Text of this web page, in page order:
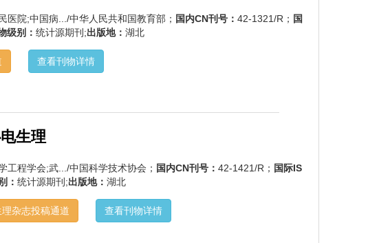
医院;中国病.../中华人民共和国教育部； 国内CN刊号：42-1321/R； 国
级别：统计源期刊;出版地：湖北
查看刊物详情
生理
工程学会;武.../中国科学技术协会； 国内CN刊号：42-1421/R； 国际IS
：统计源期刊;出版地：湖北
杂志投稿通道 查看刊物详情